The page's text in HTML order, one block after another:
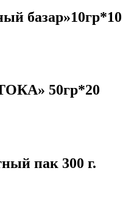
базар»10гр*10
50гр*20
пак 300 г.